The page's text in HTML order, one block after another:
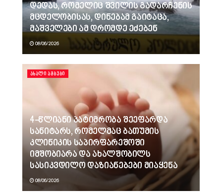
დედას, რომელიც შვილის გადარჩენის
მცდელობისას, დინებამ გაიტაცა,
მაშველები ამ დრომდე ეძებენ
08/06/2026
ᲐᲮᲐᲚᲘ ᲐᲛᲑᲔᲑᲘ
4-წლიანი პატიმრობა შეეფარდა
სანიტარს, რომელმაც ბათუმის
კლინიკის საპირფარეშოში
იმშობიარა და ახალშობილს
სასიკვდილო დაზიანებები მიაყენა
08/06/2026